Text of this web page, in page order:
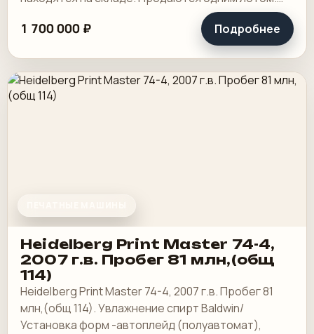
1 700 000 ₽ Подробнее
Heidelberg Print Master 74-4,
2007 г.в. Пробег 81 млн,(общ
114)
Heidelberg Print Master 74-4, 2007 г.в. Пробег 81
млн,(общ 114). Увлажнение спирт Baldwin/
Установка форм -автоплейд (полуавтомат),